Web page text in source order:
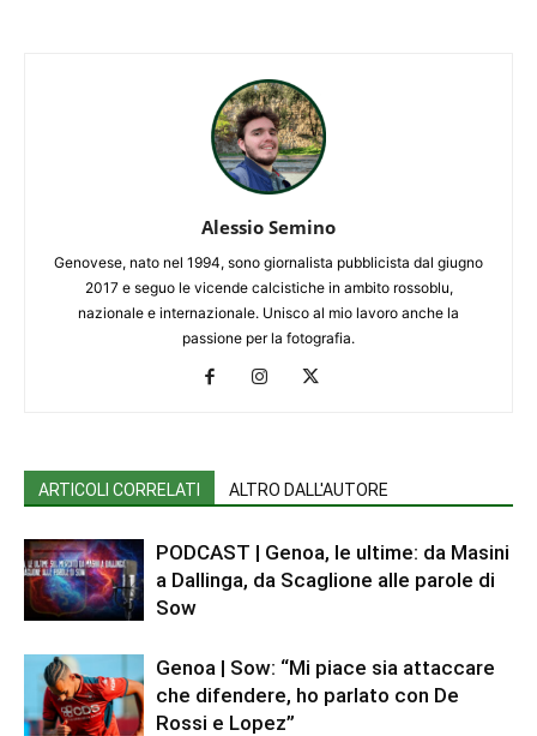
Alessio Semino
Genovese, nato nel 1994, sono giornalista pubblicista dal giugno
2017 e seguo le vicende calcistiche in ambito rossoblu,
nazionale e internazionale. Unisco al mio lavoro anche la
passione per la fotografia.
ARTICOLI CORRELATI ALTRO DALL'AUTORE
PODCAST | Genoa, le ultime: da Masini
a Dallinga, da Scaglione alle parole di
Sow
Genoa | Sow: “Mi piace sia attaccare
che difendere, ho parlato con De
Rossi e Lopez”